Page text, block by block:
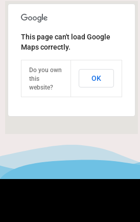
This page can't load Google
Maps correctly.
Do you own
this
website?
OK